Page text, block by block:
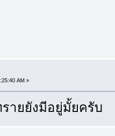
AM »
ายยังมีอยู่มั้ยครับ